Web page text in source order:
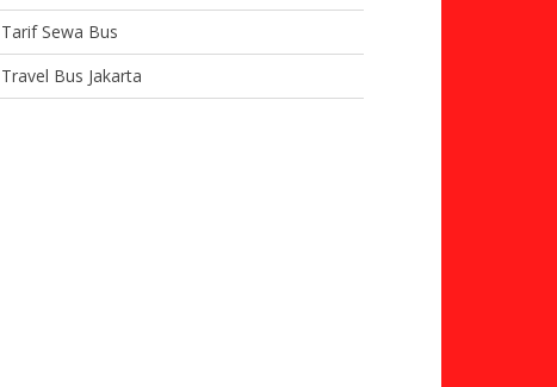
Tarif Sewa Bus
Travel Bus Jakarta